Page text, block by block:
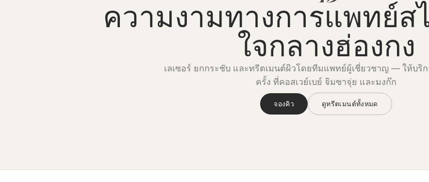
ความงามทางการแพทย์ส
ใจกลางฮ่องกง
เลเซอร์ ยกกระชับ และทรีตเมนต์ผิวโดยทีมแพทย์ผู้เชี่ยวชาญ — ให้บริก
ครั้ง ที่คอสเวย์เบย์ จิมซาจุ่ย และมงก๊ก
จองคิว ดูทรีตเมนต์ทั้งหมด